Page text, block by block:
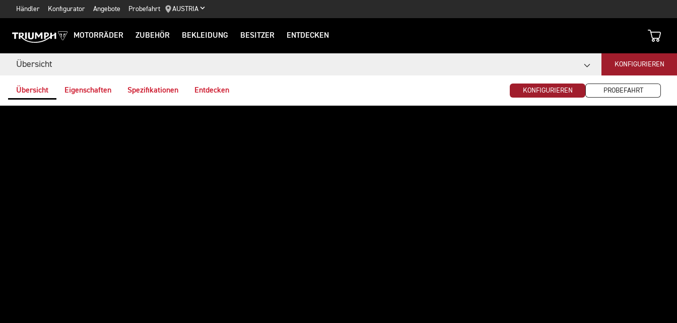
Händler Konfigurator Angebote Probefahrt AUSTRIA
MOTORRÄDER ZUBEHÖR BEKLEIDUNG BESITZER ENTDECKEN
Übersicht KONFIGURIEREN
Übersicht Eigenschaften Spezifikationen Entdecken KONFIGURIEREN PROBEFAHRT